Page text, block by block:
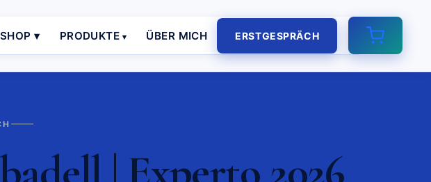
SHOP ▾ PRODUKTE ÜBER MICH ERSTGESPRÄCH
| Experto 2026